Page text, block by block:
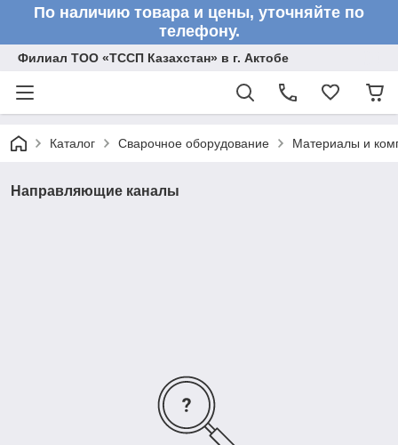
По наличию товара и цены, уточняйте по
телефону.
Филиал ТОО «ТССП Казахстан» в г. Актобе
Каталог Сварочное оборудование Материалы и
Направляющие каналы